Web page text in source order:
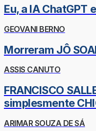
Eu, a IA ChatGPT
GEOVANI BERNO
Morreram JÔ
ASSIS CANUTO
FRANCISCO
simplesmente
ARIMAR SOUZA DE SÁ